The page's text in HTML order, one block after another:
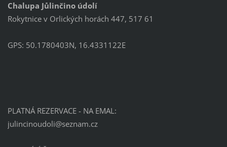
Chalupa Jůlinčino údolí
Rokytnice v Orlických horách 447, 517 61
GPS: 50.1780403N, 16.4331122E
PLATNÁ REZERVACE - NA EMAL:
julincinoudoli@seznam.cz